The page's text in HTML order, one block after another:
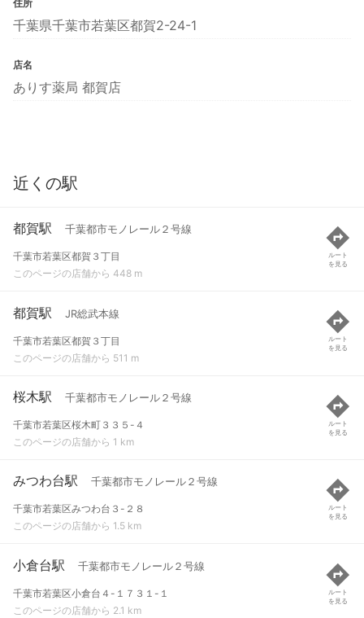
住所
千葉県千葉市若葉区都賀2-24-1
店名
ありす薬局 都賀店
近くの駅
都賀駅 千葉都市モノレール２号線
千葉市若葉区都賀３丁目
このページの店舗から 448 m
ルート
を見る
都賀駅 JR総武本線
千葉市若葉区都賀３丁目
このページの店舗から 511 m
ルート
を見る
桜木駅 千葉都市モノレール２号線
千葉市若葉区桜木町３３５-４
このページの店舗から 1 km
ルート
を見る
みつわ台駅 千葉都市モノレール２号線
千葉市若葉区みつわ台３-２８
このページの店舗から 1.5 km
ルート
を見る
小倉台駅 千葉都市モノレール２号線
千葉市若葉区小倉台４-１７３１-１
このページの店舗から 2.1 km
ルート
を見る